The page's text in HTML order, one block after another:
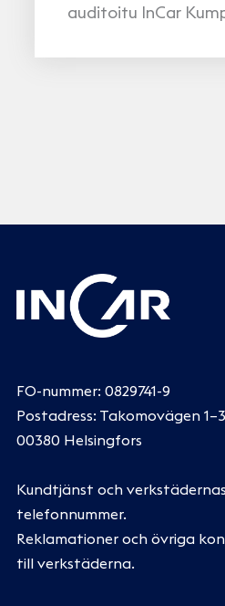
auditoitu InCar
FO-nummer: 0829741-9
Postadress: Takomovägen
00380 Helsingfors
Kundtjänst och verkstädernas
telefonnummer.
Reklamationer och övriga
till verkstäderna.